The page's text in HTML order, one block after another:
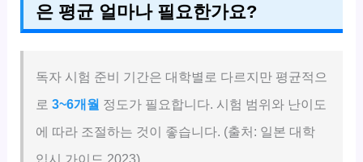
은 평균 얼마나 필요한가요?
독자 시험 준비 기간은 대학별로 다르지만 평균적으
로3~6개월 정도가 필요합니다. 시험 범위와 난이도
에 따라 조절하는 것이 좋습니다. (출처: 일본 대학
입시 가이드 2023)